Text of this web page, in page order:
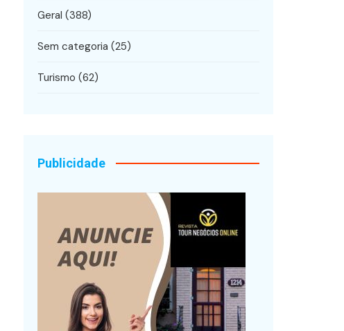
Geral (388)
Sem categoria (25)
Turismo (62)
Publicidade